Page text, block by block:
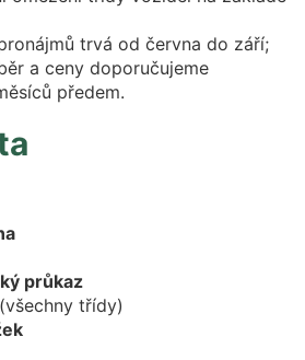
trvá od června do září;
a ceny doporučujeme
předem.
průkaz
třídy)